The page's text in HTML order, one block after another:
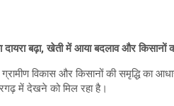
बढ़ा, खेती में आया बदलाव और किसानों
विकास और किसानों की समृद्धि का
में देखने को मिल रहा है।